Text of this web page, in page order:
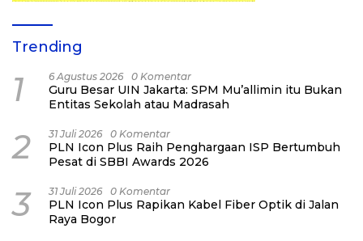
Trending
1 6 Agustus 2026 0 Komentar
Guru Besar UIN Jakarta: SPM Mu’allimin itu Bukan
Entitas Sekolah atau Madrasah
2 31 Juli 2026 0 Komentar
PLN Icon Plus Raih Penghargaan ISP Bertumbuh
Pesat di SBBI Awards 2026
3 31 Juli 2026 0 Komentar
PLN Icon Plus Rapikan Kabel Fiber Optik di Jalan
Raya Bogor